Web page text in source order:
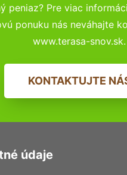
peniaz? Pre viac
ponuku nás neváhajte
www.terasa-snov.sk.
KONTAKTUJTE
údaje